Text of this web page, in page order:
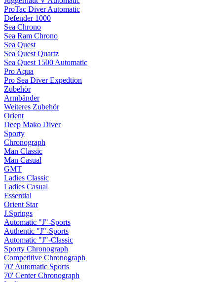
ProTac Diver Automatic
Defender 1000
Sea Chrono
Sea Ram Chrono
Sea Quest
Sea Quest Quartz
Sea Quest 1500 Automatic
Pro Aqua
Pro Sea Diver Expedtion
Zubehör
Armbänder
Weiteres Zubehör
Orient
Deep Mako Diver
Sporty
Chronograph
Man Classic
Man Casual
GMT
Ladies Classic
Ladies Casual
Essential
Orient Star
J.Springs
Automatic "J"-Sports
Authentic "J"-Sports
Automatic "J"-Classic
Sporty Chronograph
Competitive Chronograph
70' Automatic Sports
70' Center Chronograph